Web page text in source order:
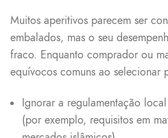
Muitos aperitivos parecem ser
embalados, mas o seu
fraco. Enquanto comprador ou
equívocos comuns ao selecionar
Ignorar a regulamentação
(por exemplo, requisitos em